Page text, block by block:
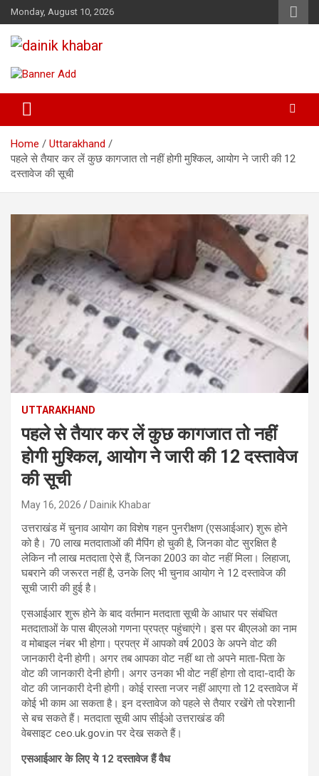
Skip
to
content
Monday, August 10, 2026
Dainikkhabar.in – Uttarakhand
Daily Hindi News Website
Home
Uttarakhand
पहले से तैयार कर लें कुछ कागजात तो नहीं होगी मुश्किल, आयोग ने जारी की 12
दस्तावेज की सूची
UTTARAKHAND
पहले से तैयार कर लें कुछ कागजात तो नहीं
होगी मुश्किल, आयोग ने जारी की 12 दस्तावेज
की सूची
May 16, 2026 Dainik Khabar
उत्तराखंड में चुनाव आयोग का विशेष गहन पुनरीक्षण (एसआईआर) शुरू होने
को है। 70 लाख मतदाताओं की मैपिंग हो चुकी है, जिनका वोट सुरक्षित है
लेकिन नौ लाख मतदाता ऐसे हैं, जिनका 2003 का वोट नहीं मिला। लिहाजा,
घबराने की जरूरत नहीं है, उनके लिए भी चुनाव आयोग ने 12 दस्तावेज की
सूची जारी की हुई है।
एसआईआर शुरू होने के बाद वर्तमान मतदाता सूची के आधार पर संबंधित
मतदाताओं के पास बीएलओ गणना प्रपत्र पहुंचाएंगे। इस पर बीएलओ का नाम
व मोबाइल नंबर भी होगा। प्रपत्र में आपको वर्ष 2003 के अपने वोट की
जानकारी देनी होगी। अगर तब आपका वोट नहीं था तो अपने माता-पिता के
वोट की जानकारी देनी होगी। अगर उनका भी वोट नहीं होगा तो दादा-दादी के
वोट की जानकारी देनी होगी। कोई रास्ता नजर नहीं आएगा तो 12 दस्तावेज में
कोई भी काम आ सकता है। इन दस्तावेज को पहले से तैयार रखेंगे तो परेशानी
से बच सकते हैं। मतदाता सूची आप सीईओ उत्तराखंड की
वेबसाइट ceo.uk.gov.in पर देख सकते हैं।
एसआईआर के लिए ये 12 दस्तावेज हैं वैध